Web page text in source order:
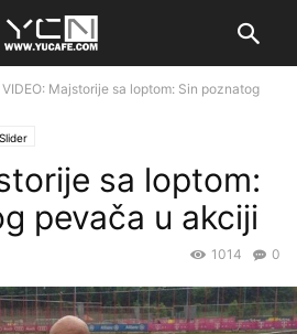
VIDEO: Majstorije sa loptom: Sin poznatog
Slider
sa loptom:
pevača u akciji
0
1014